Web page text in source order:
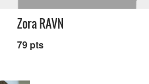
Zora RAVN
79 pts